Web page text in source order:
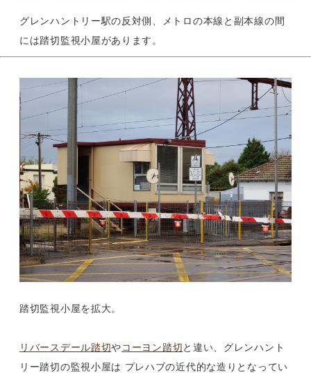
グレンハントリー駅の反対側、メトロの本線と副本線の間
には踏切監視小屋があります。
踏切監視小屋を拡大。
リバースデール踏切やコーヨン踏切と違い、グレンハント
リー踏切の監視小屋は プレハブの近代的な造りとなってい